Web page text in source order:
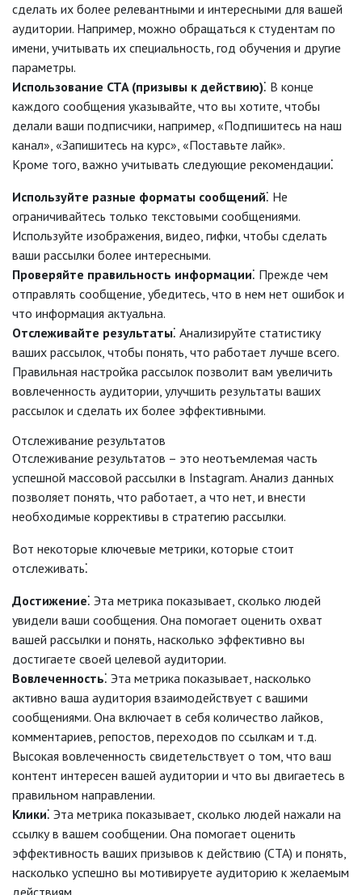
сделать их более релевантными и интересными для вашей
аудитории. Например, можно обращаться к студентам по
имени, учитывать их специальность, год обучения и другие
параметры.
Использование CTA (призывы к действию)⁚ В конце
каждого сообщения указывайте, что вы хотите, чтобы
делали ваши подписчики, например, «Подпишитесь на наш
канал», «Запишитесь на курс», «Поставьте лайк».
Кроме того, важно учитывать следующие рекомендации⁚
Используйте разные форматы сообщений⁚ Не
ограничивайтесь только текстовыми сообщениями.
Используйте изображения, видео, гифки, чтобы сделать
ваши рассылки более интересными.
Проверяйте правильность информации⁚ Прежде чем
отправлять сообщение, убедитесь, что в нем нет ошибок и
что информация актуальна.
Отслеживайте результаты⁚ Анализируйте статистику
ваших рассылок, чтобы понять, что работает лучше всего.
Правильная настройка рассылок позволит вам увеличить
вовлеченность аудитории, улучшить результаты ваших
рассылок и сделать их более эффективными.
Отслеживание результатов
Отслеживание результатов – это неотъемлемая часть
успешной массовой рассылки в Instagram. Анализ данных
позволяет понять, что работает, а что нет, и внести
необходимые коррективы в стратегию рассылки.
Вот некоторые ключевые метрики, которые стоит
отслеживать⁚
Достижение⁚ Эта метрика показывает, сколько людей
увидели ваши сообщения. Она помогает оценить охват
вашей рассылки и понять, насколько эффективно вы
достигаете своей целевой аудитории.
Вовлеченность⁚ Эта метрика показывает, насколько
активно ваша аудитория взаимодействует с вашими
сообщениями. Она включает в себя количество лайков,
комментариев, репостов, переходов по ссылкам и т.д.
Высокая вовлеченность свидетельствует о том, что ваш
контент интересен вашей аудитории и что вы двигаетесь в
правильном направлении.
Клики⁚ Эта метрика показывает, сколько людей нажали на
ссылку в вашем сообщении. Она помогает оценить
эффективность ваших призывов к действию (CTA) и понять,
насколько успешно вы мотивируете аудиторию к желаемым
действиям.